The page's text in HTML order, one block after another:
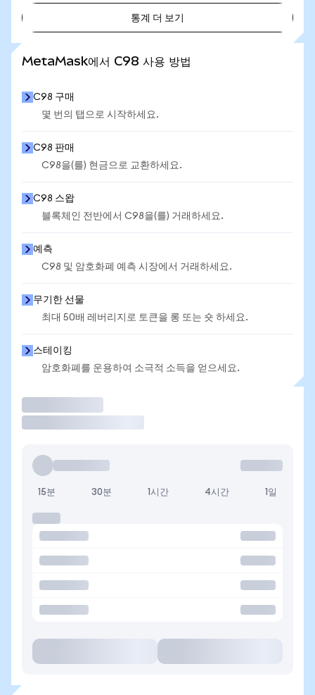
통계 더 보기
MetaMask에서 C98 사용 방법
C98 구매
몇 번의 탭으로 시작하세요.
C98 판매
C98을(를) 현금으로 교환하세요.
C98 스왑
블록체인 전반에서 C98을(를) 거래하세요.
예측
C98 및 암호화폐 예측 시장에서 거래하세요.
무기한 선물
최대 50배 레버리지로 토큰을 롱 또는 숏 하세요.
스테이킹
암호화폐를 운용하여 소극적 소득을 얻으세요.
15분 30분 1시간 4시간 1일